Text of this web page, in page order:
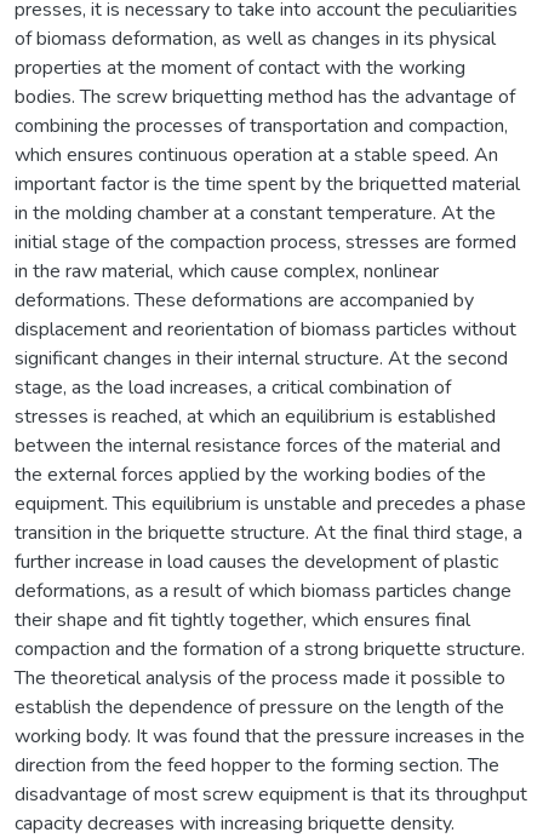
presses, it is necessary to take into account the peculiarities
of biomass deformation, as well as changes in its physical
properties at the moment of contact with the working
bodies. The screw briquetting method has the advantage of
combining the processes of transportation and compaction,
which ensures continuous operation at a stable speed. An
important factor is the time spent by the briquetted material
in the molding chamber at a constant temperature. At the
initial stage of the compaction process, stresses are formed
in the raw material, which cause complex, nonlinear
deformations. These deformations are accompanied by
displacement and reorientation of biomass particles without
significant changes in their internal structure. At the second
stage, as the load increases, a critical combination of
stresses is reached, at which an equilibrium is established
between the internal resistance forces of the material and
the external forces applied by the working bodies of the
equipment. This equilibrium is unstable and precedes a phase
transition in the briquette structure. At the final third stage, a
further increase in load causes the development of plastic
deformations, as a result of which biomass particles change
their shape and fit tightly together, which ensures final
compaction and the formation of a strong briquette structure.
The theoretical analysis of the process made it possible to
establish the dependence of pressure on the length of the
working body. It was found that the pressure increases in the
direction from the feed hopper to the forming section. The
disadvantage of most screw equipment is that its throughput
capacity decreases with increasing briquette density.